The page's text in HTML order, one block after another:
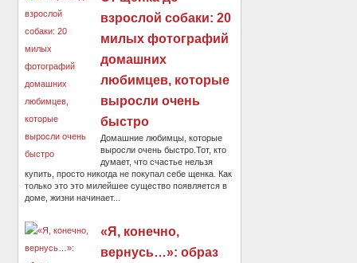
взрослой собаки: 20
милых фотографий
домашних
любимцев, которые
выросли очень
быстро
Домашние любимцы, которые
выросли очень быстро.Тот, кто
думает, что счастье нельзя
купить, просто никогда не покупал себе щенка. Как
только это это милейшее существо появляется в
доме, жизни начинает...
«Я, конечно,
вернусь…»: образ